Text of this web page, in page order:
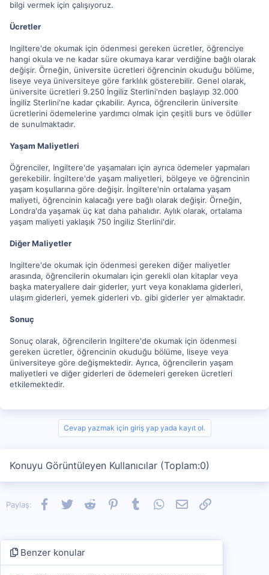
bilgi vermek için çalışıyoruz.
Ücretler
Ingiltere'de okumak için ödenmesi gereken ücretler, öğrenciye
hangi okula ve ne kadar süre okumaya karar verdiğine bağlı olarak
değişir. Örneğin, üniversite ücretleri öğrencinin okuduğu bölüme,
liseye veya üniversiteye göre farklılık gösterebilir. Genel olarak,
üniversite ücretleri 9.250 İngiliz Sterlini'nden başlayıp 32.000
İngiliz Sterlini'ne kadar çıkabilir. Ayrıca, öğrencilerin üniversite
ücretlerini ödemelerine yardımcı olmak için çeşitli burs ve ödüller
de sunulmaktadır.
Yaşam Maliyetleri
Öğrenciler, Ingiltere'de yaşamaları için ayrıca ödemeler yapmaları
gerekebilir. İngiltere'de yaşam maliyetleri, bölgeye ve öğrencinin
yaşam koşullarına göre değişir. İngiltere'nin ortalama yaşam
maliyeti, öğrencinin kalacağı yere bağlı olarak değişir. Örneğin,
Londra'da yaşamak üç kat daha pahalıdır. Aylık olarak, ortalama
yaşam maliyeti yaklaşık 750 İngiliz Sterlini'dir.
Diğer Maliyetler
Ingiltere'de okumak için ödenmesi gereken diğer maliyetler
arasında, öğrencilerin okumaları için gerekli olan kitaplar veya
başka materyallere dair giderler, yurt veya konaklama giderleri,
ulaşım giderleri, yemek giderleri vb. gibi giderler yer almaktadır.
Sonuç
Sonuç olarak, öğrencilerin Ingiltere'de okumak için ödenmesi
gereken ücretler, öğrencinin okuduğu bölüme, liseye veya
üniversiteye göre değişmektedir. Ayrıca, öğrencilerin yaşam
maliyetleri ve diğer giderleri de ödemeleri gereken ücretleri
etkilemektedir.
Cevap yazmak için giriş yap yada kayıt ol.
Konuyu Görüntüleyen Kullanıcılar (Toplam:0)
Paylaş: Facebook
TwitterReddit PinterestTumblrWhatsApp
E-postaLink
Benzer konular